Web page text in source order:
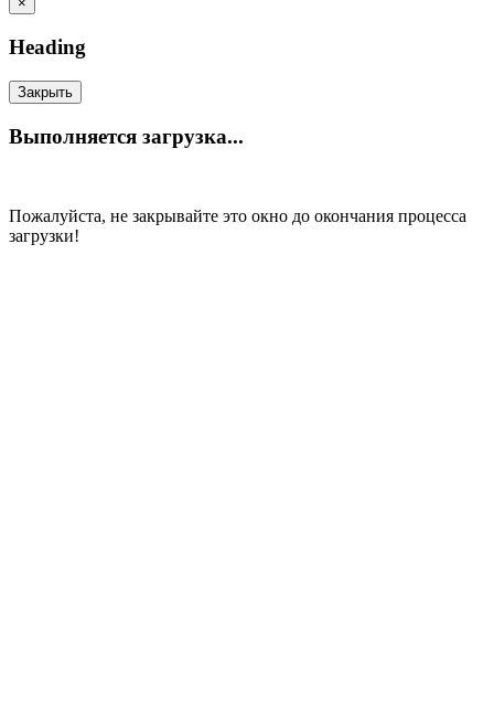
Heading
Закрыть
Выполняется загрузка...
Пожалуйста, не закрывайте это окно до окончания процесса
загрузки!